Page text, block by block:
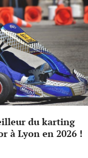
du karting
à Lyon en 2026 !